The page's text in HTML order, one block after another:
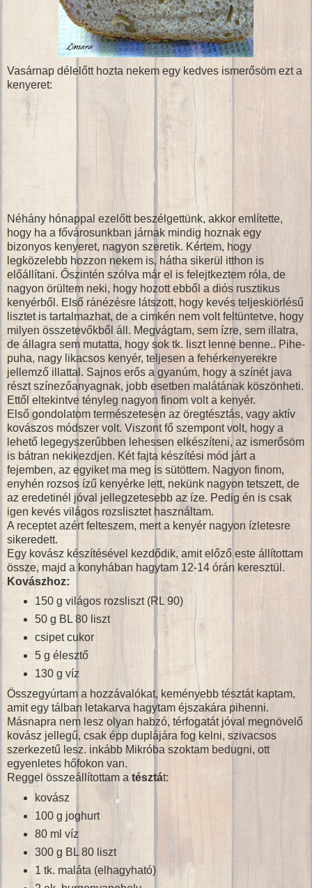
Vasárnap délelőtt hozta nekem egy kedves ismerősöm ezt a
kenyeret:
Néhány hónappal ezelőtt beszélgettünk, akkor említette,
hogy ha a fővárosunkban járnak mindig hoznak egy
bizonyos kenyeret, nagyon szeretik. Kértem, hogy
legközelebb hozzon nekem is, hátha sikerül itthon is
előállítani. Őszintén szólva már el is felejtkeztem róla, de
nagyon örültem neki, hogy hozott ebből a diós rusztikus
kenyérből. Első ránézésre látszott, hogy kevés teljeskiörlésű
lisztet is tartalmazhat, de a cimkén nem volt feltüntetve, hogy
milyen összetevőkből áll. Megvágtam, sem ízre, sem illatra,
de állagra sem mutatta, hogy sok tk. liszt lenne benne.. Pihe-
puha, nagy likacsos kenyér, teljesen a fehérkenyerekre
jellemző illattal. Sajnos erős a gyanúm, hogy a színét java
részt színezőanyagnak, jobb esetben malátának köszönheti.
Ettől eltekintve tényleg nagyon finom volt a kenyér.
Első gondolatom természetesen az öregtésztás, vagy aktív
kovászos módszer volt. Viszont fő szempont volt, hogy a
lehető legegyszerűbben lehessen elkészíteni, az ismerősöm
is bátran nekikezdjen. Két fajta készítési mód járt a
fejemben, az egyiket ma meg is sütöttem. Nagyon finom,
enyhén rozsos ízű kenyérke lett, nekünk nagyon tetszett, de
az eredetinél jóval jellegzetesebb az íze. Pedig én is csak
igen kevés világos rozslisztet használtam.
A receptet azért felteszem, mert a kenyér nagyon ízletesre
sikeredett.
Egy kovász készítésével kezdődik, amit előző este állítottam
össze, majd a konyhában hagytam 12-14 órán keresztül.
Kovászhoz:
150 g világos rozsliszt (RL 90)
50 g BL 80 liszt
csipet cukor
5 g élesztő
130 g víz
Összegyúrtam a hozzávalókat, keményebb tésztát kaptam,
amit egy tálban letakarva hagytam éjszakára pihenni.
Másnapra nem lesz olyan habzó, térfogatát jóval megnövelő
kovász jellegű, csak épp duplájára fog kelni, szivacsos
szerkezetű lesz. inkább Mikróba szoktam bedugni, ott
egyenletes hőfokon van.
Reggel összeállítottam a tésztát:
kovász
100 g joghurt
80 ml víz
300 g BL 80 liszt
1 tk. maláta (elhagyható)